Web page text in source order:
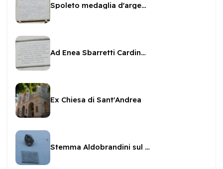
Spoleto medaglia d'argento al valor civile
Ad Enea Sbarretti Cardinale spoletino
Ex Chiesa di Sant'Andrea
Stemma Aldobrandini sul Municipio